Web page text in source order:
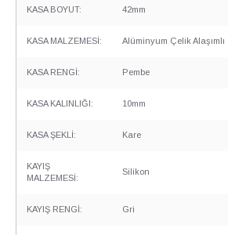
KASA BOYUT: 42mm
KASA MALZEMESİ: Alüminyum Çelik Alaşımlı
KASA RENGİ: Pembe
KASA KALINLIĞI: 10mm
KASA ŞEKLİ: Kare
KAYIŞ
MALZEMESİ:
Silikon
KAYIŞ RENGİ: Gri